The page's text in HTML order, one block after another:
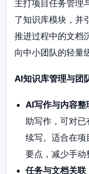
主打项目任务管理
了知识库模块，并
推进过程中的文档
向中小团队的轻量
AI知识库管理与团
AI写作与内容整
助写作，可对
续写。适合在
要点，减少手动
任务与文档关联